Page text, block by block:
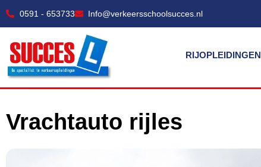
0591 - 653733 Info@verkeersschoolsucces.nl
RIJOPLEIDINGEN
Vrachtauto rijles